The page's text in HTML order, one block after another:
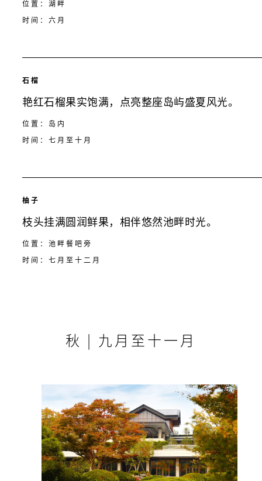
位置：湖畔
时间：六月
石榴
艳红石榴果实饱满，点亮整座岛屿盛夏风光。
位置：岛内
时间：七月至十月
柚子
枝头挂满圆润鲜果，相伴悠然池畔时光。
位置：池畔餐吧旁
时间：七月至十二月
秋 | 九月至十一月